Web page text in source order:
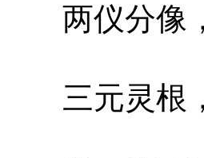
两仪分像，
三元灵根